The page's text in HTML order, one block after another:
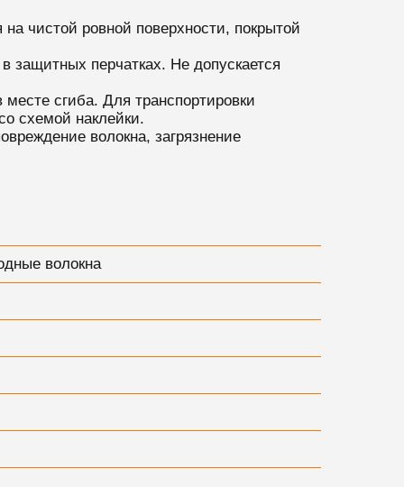
чистой ровной поверхности, покрытой
защитных перчатках. Не допускается
сгиба. Для транспортировки
схемой наклейки.
волокна, загрязнение
волокна